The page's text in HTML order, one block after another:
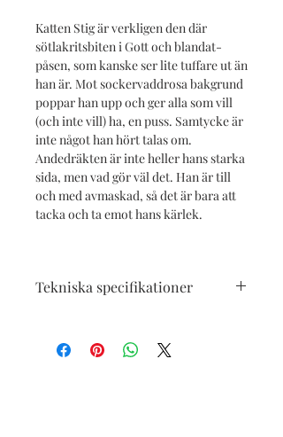
Katten Stig är verkligen den där
sötlakritsbiten i Gott och blandat-
påsen, som kanske ser lite tuffare ut än
han är. Mot sockervaddrosa bakgrund
poppar han upp och ger alla som vill
(och inte vill) ha, en puss. Samtycke är
inte något han hört talas om.
Andedräkten är inte heller hans starka
sida, men vad gör väl det. Han är till
och med avmaskad, så det är bara att
tacka och ta emot hans kärlek.
Tekniska specifikationer
på tjock träskiva, sedan inramad med
handgjord lådram, totalt mäter tavlan